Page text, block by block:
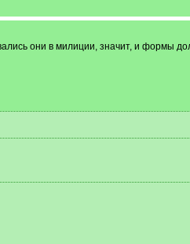
они в милиции, значит, и формы